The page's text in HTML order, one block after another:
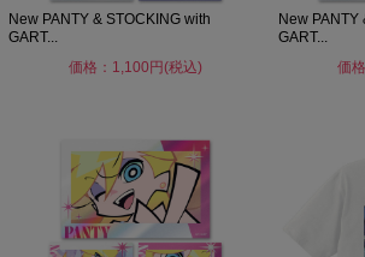
New PANTY & STOCKING with
GART...
価格：1,100円(税込)
New PANTY
GART...
価